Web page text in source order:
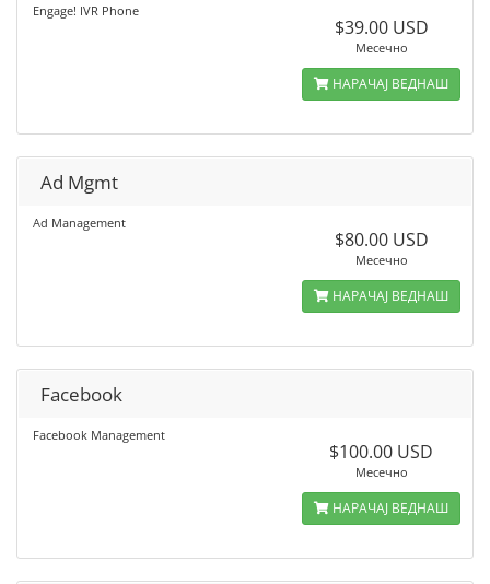
Engage! IVR Phone
$39.00 USD
Месечно
НАРАЧАЈ ВЕДНАШ
Ad Mgmt
Ad Management
$80.00 USD
Месечно
НАРАЧАЈ ВЕДНАШ
Facebook
Facebook Management
$100.00 USD
Месечно
НАРАЧАЈ ВЕДНАШ